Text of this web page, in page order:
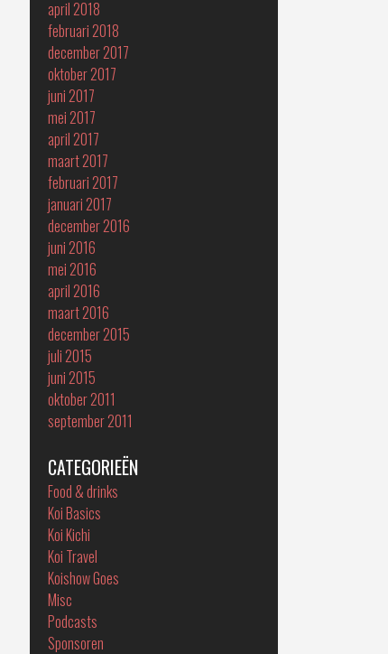
april 2018
februari 2018
december 2017
oktober 2017
juni 2017
mei 2017
april 2017
maart 2017
februari 2017
januari 2017
december 2016
juni 2016
mei 2016
april 2016
maart 2016
december 2015
juli 2015
juni 2015
oktober 2011
september 2011
CATEGORIEËN
Food & drinks
Koi Basics
Koi Kichi
Koi Travel
Koishow Goes
Misc
Podcasts
Sponsoren